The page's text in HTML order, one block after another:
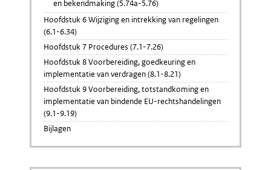
en bekendmaking (5.74a-5.76)
Hoofdstuk 6 Wijziging en intrekking van regelingen
(6.1-6.34)
Hoofdstuk 7 Procedures (7.1-7.26)
Hoofdstuk 8 Voorbereiding, goedkeuring en
implementatie van verdragen (8.1-8.21)
Hoofdstuk 9 Voorbereiding, totstandkoming en
implementatie van bindende EU-rechtshandelingen
(9.1-9.19)
Bijlagen